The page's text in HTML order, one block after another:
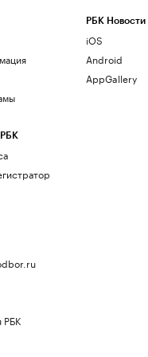
РБК
РБК Новости
iOS
Android
AppGallery